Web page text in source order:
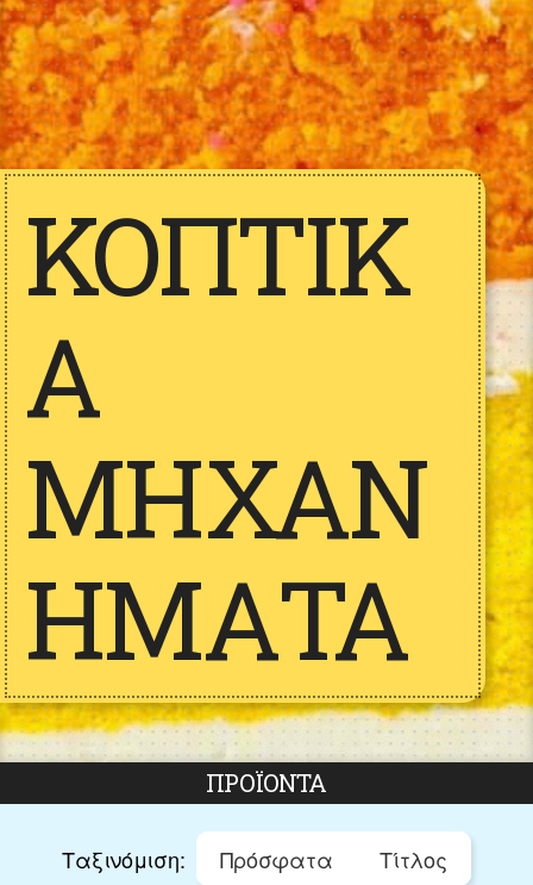
ΚΟΠΤΙΚ
Ά
ΜΗΧΑΝ
ΉΜΑΤΑ
ΠΡΟΪΌΝΤΑ
Ταξινόμιση: Πρόσφατα Τίτλος